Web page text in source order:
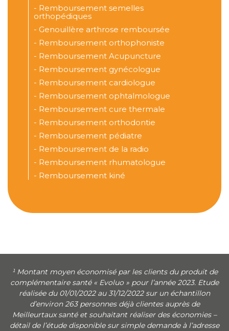
- Remboursement semelles
orthopédiques
- Genouillère arthrose remboursée
- Remboursement orthophoniste
- Remboursement Acupuncture
- Remboursement gynécologue
- Remboursement cardiologue
- Remboursement ophtalmologue
- Remboursement cure thermale
- Remboursement orthodontie
- Remboursement pédiatre
- Remboursement de la radio
- Remboursement rhumatologue
- Remboursement kiné
¹ Montant moyen économisé par les clients du produit de
complémentaire santé « Evoluo » pour l’année 2023. Etude
réalisée du 01/01/2022 au 31/12/2022 sur un échantillon
d’environ 263 personnes déjà clientes auprès de
Meilleurtaux santé et souhaitant réaliser des économies –
détail de l’étude disponible sur simple demande à l’adresse